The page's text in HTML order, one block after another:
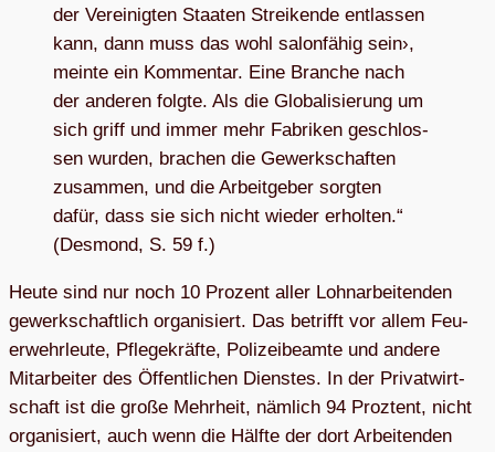
der Ver­ei­nig­ten Staa­ten Strei­kende ent­las­sen
kann, dann muss das wohl salon­fä­hig sein›,
meinte ein Kom­men­tar. Eine Bran­che nach
der ande­ren folgte. Als die Glo­ba­li­sie­rung um
sich griff und immer mehr Fabri­ken geschlos­
sen wur­den, bra­chen die Gewerk­schaf­ten
zusam­men, und die Arbeit­ge­ber sorg­ten
dafür, dass sie sich nicht wie­der erhol­ten.“
(Des­mond, S. 59 f.)
Heute sind nur noch 10 Pro­zent aller Lohn­ar­bei­ten­den
gewerk­schaft­lich orga­ni­siert. Das betrifft vor allem Feu­
er­wehr­leute, Pfle­ge­kräfte, Poli­zei­be­amte und andere
Mit­ar­bei­ter des Öffent­li­chen Diens­tes. In der Pri­vat­wirt­
schaft ist die große Mehr­heit, näm­lich 94 Prozt­ent, nicht
orga­ni­siert, auch wenn die Hälfte der dort Arbei­ten­den